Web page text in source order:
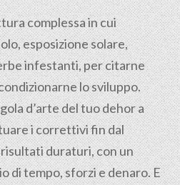
complessa in cui
esposizione solare,
infestanti, per citarne
lo sviluppo.
d’arte del tuo dehor a
i correttivi fin dal
duraturi, con un
di tempo, sforzi e denaro. E